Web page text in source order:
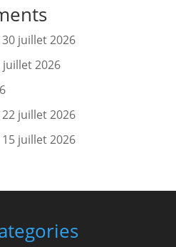
30 juillet 2026
juillet 2026
22 juillet 2026
15 juillet 2026